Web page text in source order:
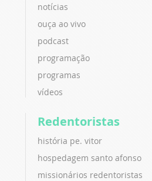
notícias
ouça ao vivo
podcast
programação
programas
vídeos
Redentoristas
história pe. vitor
hospedagem santo afonso
missionários redentoristas